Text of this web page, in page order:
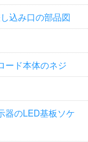
込み口の部品図
ード本体のネジ
器のLED基板ソケ